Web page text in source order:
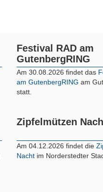
Festival RAD am
GutenbergRING
Am 30.08.2026 findet das
am GutenbergRING am
statt.
Zipfelmützen
Am 04.12.2026 findet die
Nachtim Norderstedter